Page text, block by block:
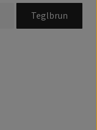
Teglbrun